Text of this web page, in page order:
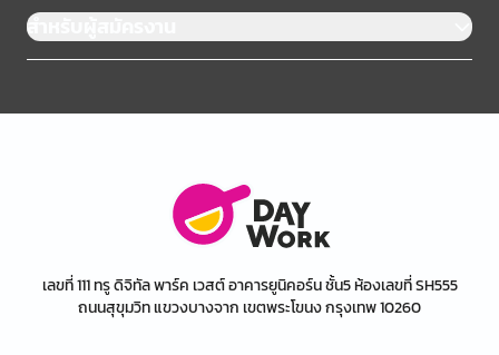
สำหรับผู้สมัครงาน
เลขที่ 111 ทรู ดิจิทัล พาร์ค เวสต์ อาคารยูนิคอร์น ชั้น5 ห้องเลขที่ SH555
ถนนสุขุมวิท แขวงบางจาก เขตพระโขนง กรุงเทพ 10260